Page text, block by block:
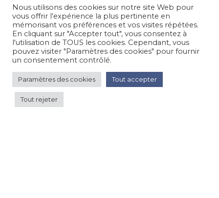
90 €/nuit
Appartement 5 personnes proche
Lorient à la campagne
Appartement /Campagne
Nous utilisons des cookies sur notre site Web pour
vous offrir l'expérience la plus pertinente en
mémorisant vos préférences et vos visites répétées.
En cliquant sur "Accepter tout", vous consentez à
l'utilisation de TOUS les cookies. Cependant, vous
pouvez visiter "Paramètres des cookies" pour fournir
un consentement contrôlé.
Paramètres des cookies Tout accepter
Tout rejeter